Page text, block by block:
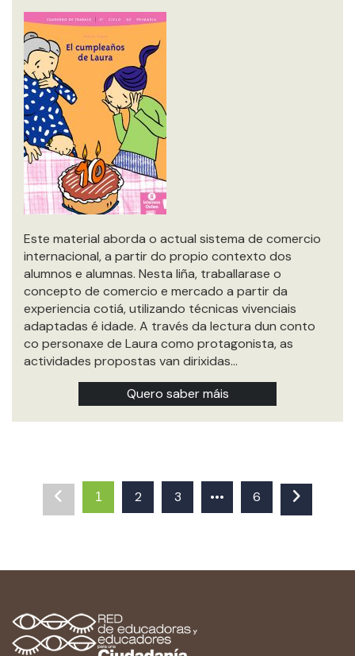
Este material aborda o actual sistema de comercio
internacional, a partir do propio contexto dos
alumnos e alumnas. Nesta liña, traballarase o
concepto de comercio e mercado a partir da
experiencia cotiá, utilizando técnicas vivenciais
adaptadas é idade. A través da lectura dun conto
co personaxe de Laura como protagonista, as
actividades propostas van dirixidas…
Quero saber máis
1 2 3 ••• 6